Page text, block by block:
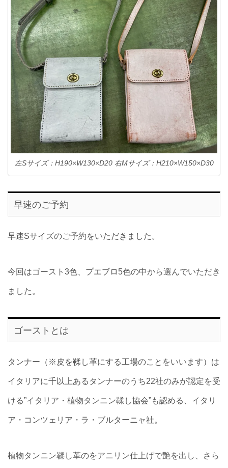
左Sサイズ：H190×W130×D20 右Mサイズ：H210×W150×D30
早速のご予約
早速Sサイズのご予約をいただきました。
今回はゴースト3色、プエブロ5色の中から選んでいただき
ました。
ゴーストとは
タンナー（※皮を鞣し革にする工場のことをいいます）は
イタリアに千以上あるタンナーのうち22社のみが認定を受
ける”イタリア・植物タンニン鞣し協会”も認める、イタリ
ア・コンツェリア・ラ・ブルターニャ社。
植物タンニン鞣し革のをアニリン仕上げで艶を出し、さら